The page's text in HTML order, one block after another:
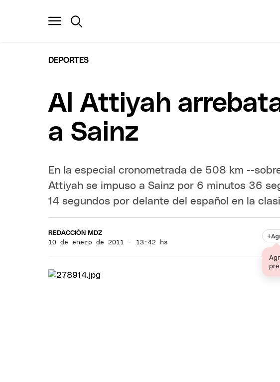
DEPORTES
Al Attiyah
a Sainz
En la especial cronometrada de 508 km --
Attiyah se impuso a Sainz por 6 minutos 36
14 segundos por delante del español en la
REDACCIÓN MDZ
10 de enero de 2011 · 13:42 hs
+